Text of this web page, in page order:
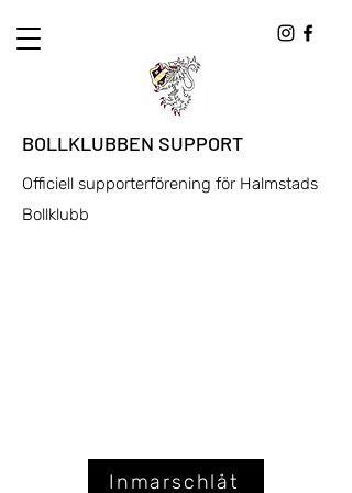
BOLLKLUBBEN SUPPORT
Officiell supporterförening för Halmstads
Bollklubb
Inmarschlåt